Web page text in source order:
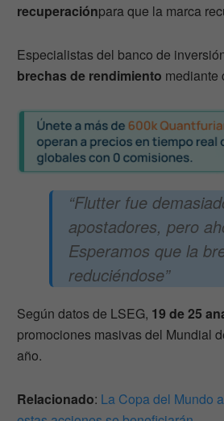
recuperaciónpara que la marca
Especialistas del banco de
brechas de rendimiento mediante
“Flutter fue
apostadores, pero
Esperamos que la
reduciéndose”
Según datos de LSEG, 19 de 25
promociones masivas del Mundial
año.
Relacionado: La Copa del Mundo